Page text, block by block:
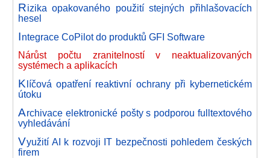
Rizika opakovaného použití stejných přihlašovacích
hesel
Integrace CoPilot do produktů GFI Software
Nárůst počtu zranitelností v neaktualizovaných
systémech a aplikacích
Klíčová opatření reaktivní ochrany při kybernetickém
útoku
Archivace elektronické pošty s podporou fulltextového
vyhledávání
Využití AI k rozvoji IT bezpečnosti pohledem českých
firem